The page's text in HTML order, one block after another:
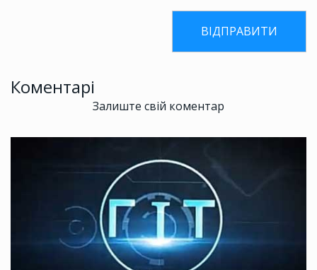
Коментарі
Залиште свій коментар